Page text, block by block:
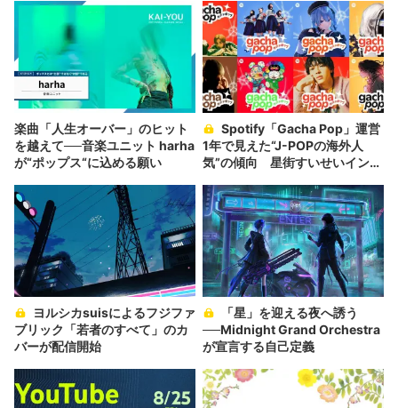
楽曲「人生オーバー」のヒット
を越えて──音楽ユニット harha
が“ポップス“に込める願い
1年で見えた“J-POPの海外人
気”の傾向 星街すいせいインタ
ブリック「若者のすべて」のカ
バーが配信開始
──Midnight Grand Orchestra
が宣言する自己定義